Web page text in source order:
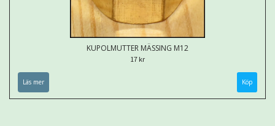
KUPOLMUTTER MÄSSING M12
17 kr
Läs mer